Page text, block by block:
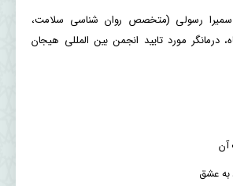
رسولی (متخصص روان شناسی سلامت،
درمانگر مورد تایید انجمن بین المللی هیجان
آن
به عشق